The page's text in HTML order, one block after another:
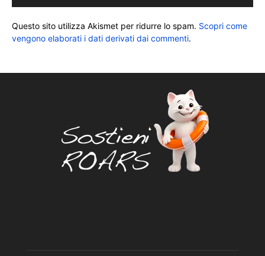
Questo sito utilizza Akismet per ridurre lo spam. Scopri come
vengono elaborati i dati derivati dai commenti.